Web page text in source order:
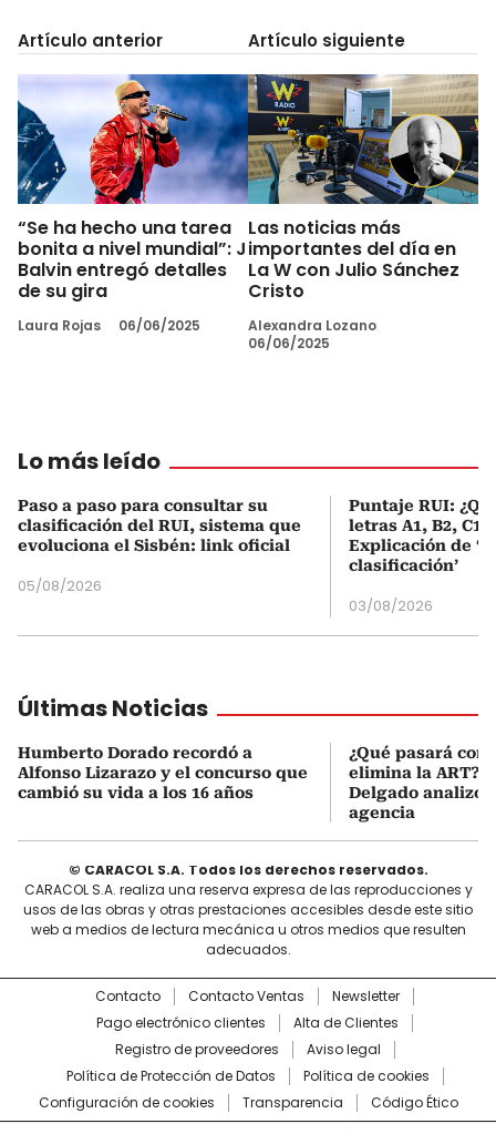
Artículo anterior
“Se ha hecho una tarea
bonita a nivel mundial”: J
Balvin entregó detalles
de su gira
Laura Rojas 06/06/2025
Artículo siguiente
Las noticias más
importantes del día en
La W con Julio Sánchez
Cristo
Alexandra Lozano
06/06/2025
Lo más leído
Paso a paso para consultar su
clasificación del RUI, sistema que
evoluciona el Sisbén: link oficial
05/08/2026
Puntaje RUI:
letras A1, B2, C1
Explicación de
clasificación’
03/08/2026
Últimas Noticias
Humberto Dorado recordó a
Alfonso Lizarazo y el concurso que
cambió su vida a los 16 años
¿Qué pasará con
elimina la ART?
Delgado analizó
agencia
© CARACOL S.A. Todos los derechos reservados.
CARACOL S.A. realiza una reserva expresa de las reproducciones y
usos de las obras y otras prestaciones accesibles desde este sitio
web a medios de lectura mecánica u otros medios que resulten
adecuados.
Contacto Contacto Ventas
Newsletter
Pago electrónico clientes
Alta de Clientes
Registro de proveedores
Aviso legal
Política de Protección de Datos
Política de cookies
Configuración de cookies
Transparencia Código Ético